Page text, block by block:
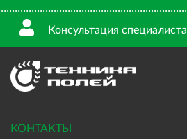
Консультация специалиста
КОНТАКТЫ